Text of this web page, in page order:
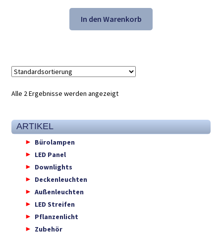
Preis
war:
33,43 €
Preis
ist:
21,98 €.
In den Warenkorb
Alle 2 Ergebnisse werden angezeigt
ARTIKEL
Bürolampen
LED Panel
Downlights
Deckenleuchten
Außenleuchten
LED Streifen
Pflanzenlicht
Zubehör